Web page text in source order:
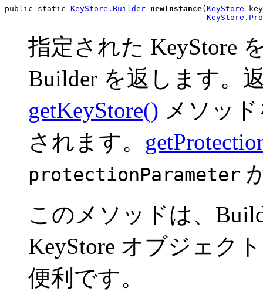
public static KeyStore.Builder newInstance(KeyStore
指定された KeyStore
Builder を返します。
getKeyStore() メソッ
されます。
protectionParameter
このメソッドは、
KeyStore オブジェク
便利です。